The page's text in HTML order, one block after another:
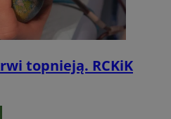
topnieją. RCKiK